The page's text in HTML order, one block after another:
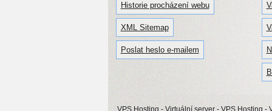
Historie procházení webu
XML Sitemap
Poslat heslo e-mailem
VPS Hosting - Virtuální server - VPS Hosting -